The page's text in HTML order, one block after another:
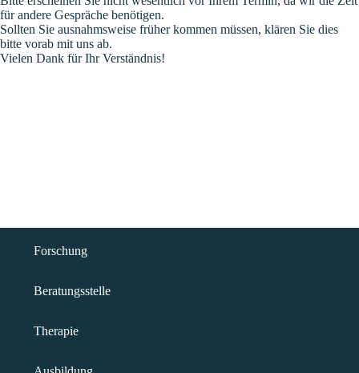
für andere Gespräche benötigen.
Sollten Sie ausnahmsweise früher kommen müssen, klären Sie dies
bitte vorab mit uns ab.
Vielen Dank für Ihr Verständnis!
Forschung
Beratungsstelle
Therapie